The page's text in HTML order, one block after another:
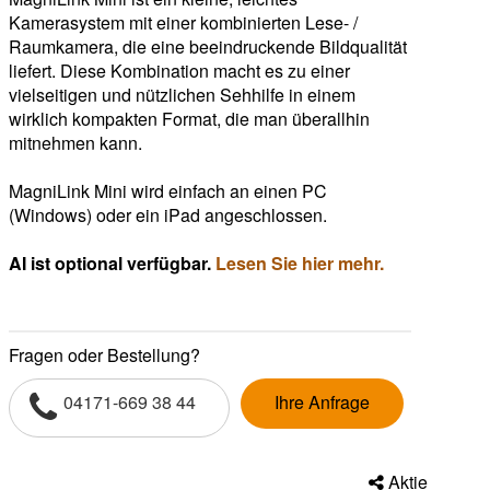
Kamerasystem mit einer kombinierten Lese- /
Raumkamera, die eine beeindruckende Bildqualität
liefert. Diese Kombination macht es zu einer
vielseitigen und nützlichen Sehhilfe in einem
wirklich kompakten Format, die man überallhin
mitnehmen kann.
MagniLink Mini wird einfach an einen PC
(Windows) oder ein iPad angeschlossen.
AI ist optional verfügbar. Lesen Sie hier mehr.
Fragen oder Bestellung?
04171-669 38 44
Ihre Anfrage
Aktie